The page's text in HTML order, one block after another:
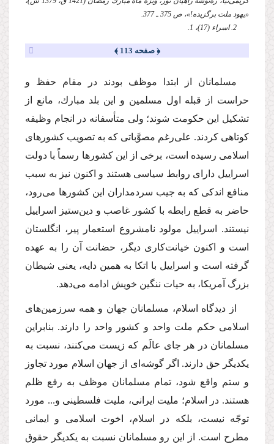
«یهود ملت برگزیده!»، ص 375 ـ 377.
2. اسراء (17)، 1.
﴿ صفحه 113 ﴾
مسلمانان از ابتدا موظف بودند در مقام حفظ و
حراست از قبله اول مسلمین و این بلد مبارك، مانع از
تشكیل این حكومت شوند؛ ولى متأسفانه در انجام وظیفه
كوتاهى كردند. على‌رغم مصوَّباتى كه به تصویب كشورهاى
اسلامى رسیده است، برخى از این كشورها رسماً با دولت
اسراییل داراى روابط سیاسى هستند و اكنون نیز به سبب
منافع اندكى كه به جیب سردمداران این كشورها مى‌رود،
حاضر به قطع رابطه با كشور غاصب و دین‌ستیز اسراییل
نیستند. اسراییل مولود نامشروع استعمار پیر، انگلستان
است و اكنون خیانت‌كارى دیگر، حضانت آن را به عهده
گرفته است و اسراییل با اتكا به همین دایه، یعنى شیطان
بزرگ آمریكا، به حیات ننگین خویش ادامه مى‌دهد.
از دیدگاه اسلام، مسلمانان جهان و همه سرزمین‌هاى
اسلامى حكم ملت واحد و كشور واحد را دارند. بنابراین
مسلمانان در هر جاى عالَم كه زیست مى‌كنند، نسبت به
یكدیگر حق دارند. اگر گوشه‌اى از جهان اسلام مورد تجاوز
و ستم واقع شود، تمام مسلمانان موظف به رفع ظلم
هستند. در اسلام؛ ملیت ایرانى، ملیت فلسطینى و... مورد
توجّه نیست، بلكه در اسلام، اخوت اسلامى و ایمانى
مطرح است. از این رو مسلمانان نسبت به یكدیگر حقوق